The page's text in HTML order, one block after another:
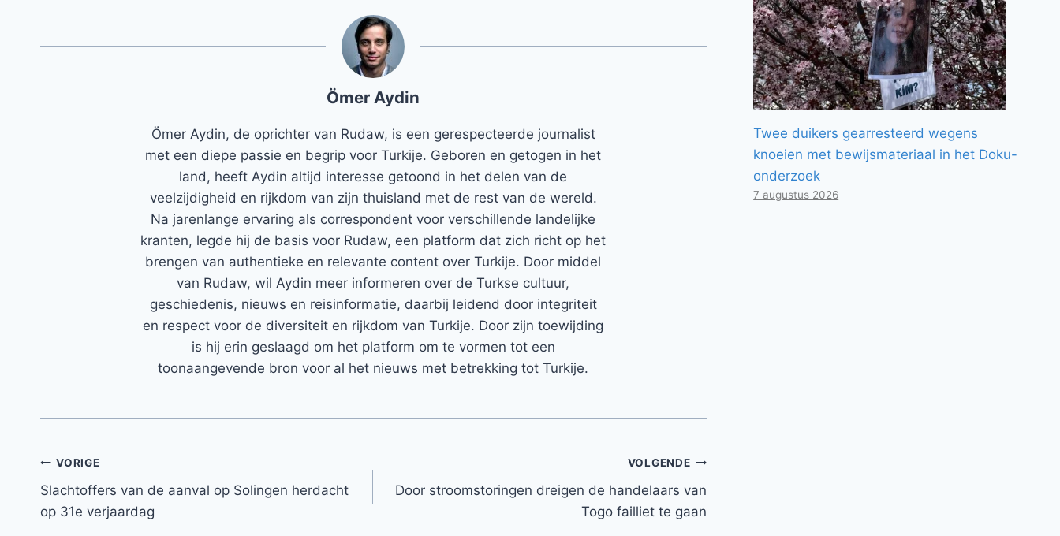
Ömer Aydin
Ömer Aydin, de oprichter van Rudaw, is een gerespecteerde journalist
met een diepe passie en begrip voor Turkije. Geboren en getogen in het
land, heeft Aydin altijd interesse getoond in het delen van de
veelzijdigheid en rijkdom van zijn thuisland met de rest van de wereld.
Na jarenlange ervaring als correspondent voor verschillende landelijke
kranten, legde hij de basis voor Rudaw, een platform dat zich richt op het
brengen van authentieke en relevante content over Turkije. Door middel
van Rudaw, wil Aydin meer informeren over de Turkse cultuur,
geschiedenis, nieuws en reisinformatie, daarbij leidend door integriteit
en respect voor de diversiteit en rijkdom van Turkije. Door zijn toewijding
is hij erin geslaagd om het platform om te vormen tot een
toonaangevende bron voor al het nieuws met betrekking tot Turkije.
Bericht
navigatie
VORIGE
Slachtoffers van de aanval op Solingen herdacht
op 31e verjaardag
VOLGENDE
Door stroomstoringen dreigen de handelaars van
Togo failliet te gaan
Twee duikers gearresteerd wegens
knoeien met bewijsmateriaal in het Doku-
onderzoek
7 augustus 2026